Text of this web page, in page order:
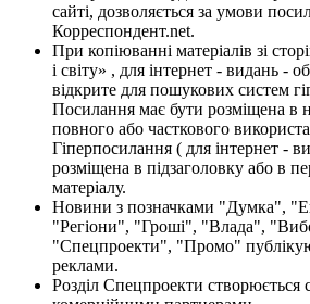
сайті, дозволяється за умови
Корреспондент.net.
При копіюванні матеріалів зі
і світу» , для інтернет - видань -
відкрите для пошукових систем
Посилання має бути розміщена в
повного або часткового
Гіперпосилання ( для інтернет -
розміщена в підзаголовку або в
матеріалу.
Новини з позначками "Думка",
"Регіони", "Гроші", "Влада",
"Спецпроекти", "Промо"
реклами.
Розділ Спецпроекти створюється